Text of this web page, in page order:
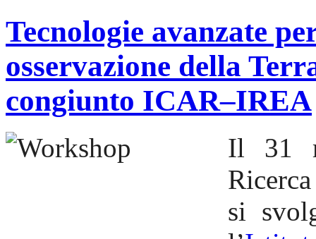
Tecnologie avanzate
osservazione della
congiunto ICAR–IREA
Il 31
si